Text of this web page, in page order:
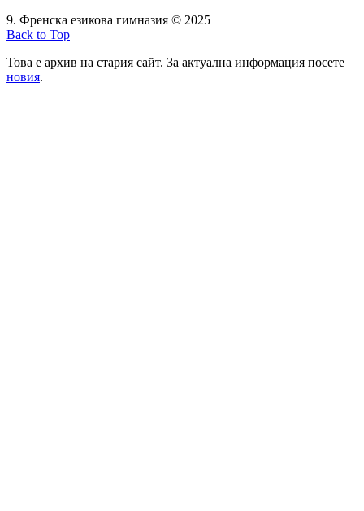
9. Френска езикова гимназия © 2025
Back to Top
Това е архив на стария сайт. За актуална информация посете
новия.